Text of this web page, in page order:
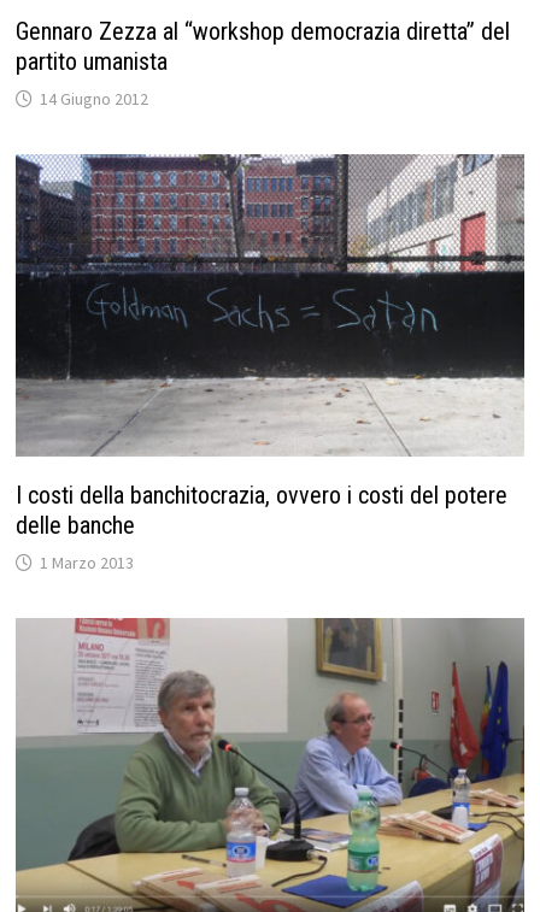
Gennaro Zezza al “workshop democrazia diretta” del
partito umanista
14 Giugno 2012
I costi della banchitocrazia, ovvero i costi del potere
delle banche
1 Marzo 2013